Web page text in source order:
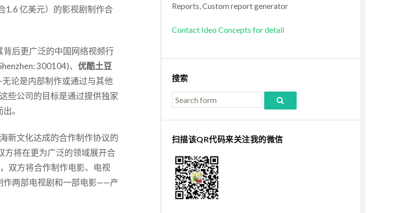
1.6 亿美元）的影视剧制作合
后更广泛的中国网络视频行
300104)、 优酷土豆
论是内部制作或通过与其他
些公司的目标是通过提供独家
。
新文化达成的合作制作协议的
方将在更为广泛的领域展开合
双方将合作制作电影、电视
作两部电视剧和一部电影——产
Reports, Custom report generator
Contact Ideo Concepts for detail
搜索
扫描该QR代码来关注我的微信